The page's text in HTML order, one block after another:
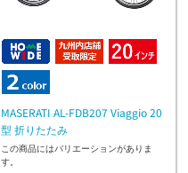
MASERATI AL-FDB207 Viaggio 20
型 折りたたみ
この商品にはバリエーションがありま
す。